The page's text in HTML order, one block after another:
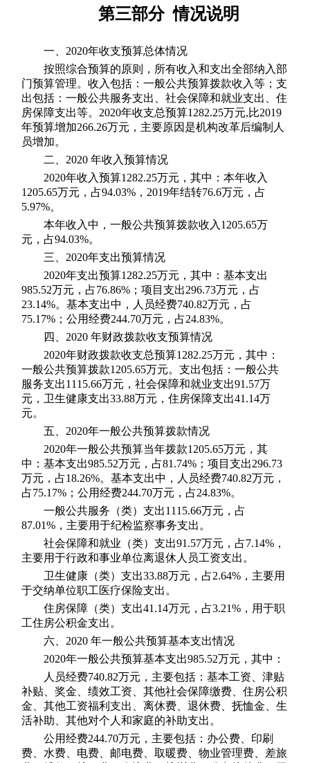
第三部分 情况说明
一、2020年收支预算总体情况
按照综合预算的原则，所有收入和支出全部纳入部
门预算管理。收入包括：一般公共预算拨款收入等；支
出包括：一般公共服务支出、社会保障和就业支出、住
房保障支出等。2020年收支总预算1282.25万元,比2019
年预算增加266.26万元，主要原因是机构改革后编制人
员增加。
二、2020 年收入预算情况
2020年收入预算1282.25万元，其中：本年收入
1205.65万元，占94.03%，2019年结转76.6万元，占
5.97%。
本年收入中，一般公共预算拨款收入1205.65万
元，占94.03%。
三、2020年支出预算情况
2020年支出预算1282.25万元，其中：基本支出
985.52万元，占76.86%；项目支出296.73万元，占
23.14%。基本支出中，人员经费740.82万元，占
75.17%；公用经费244.70万元，占24.83%。
四、2020 年财政拨款收支预算情况
2020年财政拨款收支总预算1282.25万元，其中：
一般公共预算拨款1205.65万元。支出包括：一般公共
服务支出1115.66万元，社会保障和就业支出91.57万
元，卫生健康支出33.88万元，住房保障支出41.14万
元。
五、2020年一般公共预算拨款情况
2020年一般公共预算当年拨款1205.65万元，其
中：基本支出985.52万元，占81.74%；项目支出296.73
万元，占18.26%。基本支出中，人员经费740.82万元，
占75.17%；公用经费244.70万元，占24.83%。
一般公共服务（类）支出1115.66万元，占
87.01%，主要用于纪检监察事务支出。
社会保障和就业（类）支出91.57万元，占7.14%，
主要用于行政和事业单位离退休人员工资支出。
卫生健康（类）支出33.88万元，占2.64%，主要用
于交纳单位职工医疗保险支出。
住房保障（类）支出41.14万元，占3.21%，用于职
工住房公积金支出。
六、2020 年一般公共预算基本支出情况
2020年一般公共预算基本支出985.52万元，其中：
人员经费740.82万元，主要包括：基本工资、津贴
补贴、奖金、绩效工资、其他社会保障缴费、住房公积
金、其他工资福利支出、离休费、退休费、抚恤金、生
活补助、其他对个人和家庭的补助支出。
公用经费244.70万元，主要包括：办公费、印刷
费、水费、电费、邮电费、取暖费、物业管理费、差旅